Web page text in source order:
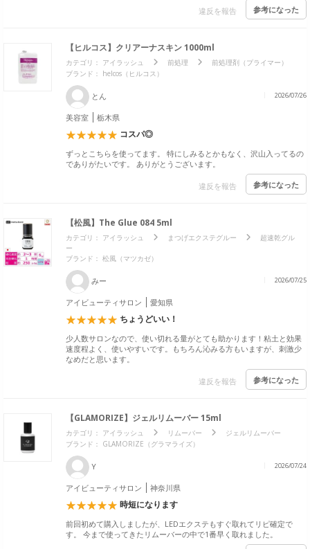
違反を報告 参考になった
【ヒルコス】クリアーナスキン 1000ml
カテゴリ： アイラッシュ 前処理
前処理剤（プライマー）
ブランド： helcos（ヒルコス）
とん 2026/07/26
美容室 栃木県
コスパ◎
ずっとこちらを使ってます。 特にしみるとかもなく、沢山入ってるの
でありがたいです。 ありがとうございます。
違反を報告 参考になった
【松風】The Glue 084 5ml
カテゴリ： アイラッシュ まつげエクステグルー
超速乾グル
ー
ブランド： 松風（マツカゼ）
みー 2026/07/25
アイビューティサロン 愛知県
ちょうどいい！
少人数サロンなので、使い切れる量がとても助かります！粘土と効果
速度程よく、使いやすいです。もちろん沁みる方もいますが、刺激少
なめだと思います。
違反を報告 参考になった
【GLAMORIZE】ジェルリムーバー 15ml
カテゴリ： アイラッシュ リムーバー
ジェルリムーバー
ブランド： GLAMORIZE（グラマライズ）
Y 2026/07/24
アイビューティサロン 神奈川県
時短になります
前回初めて購入しましたが、LEDエクステもすぐ取れてリピ確定で
す。 今まで使ってきたリムーバーの中で1番早く取れました。